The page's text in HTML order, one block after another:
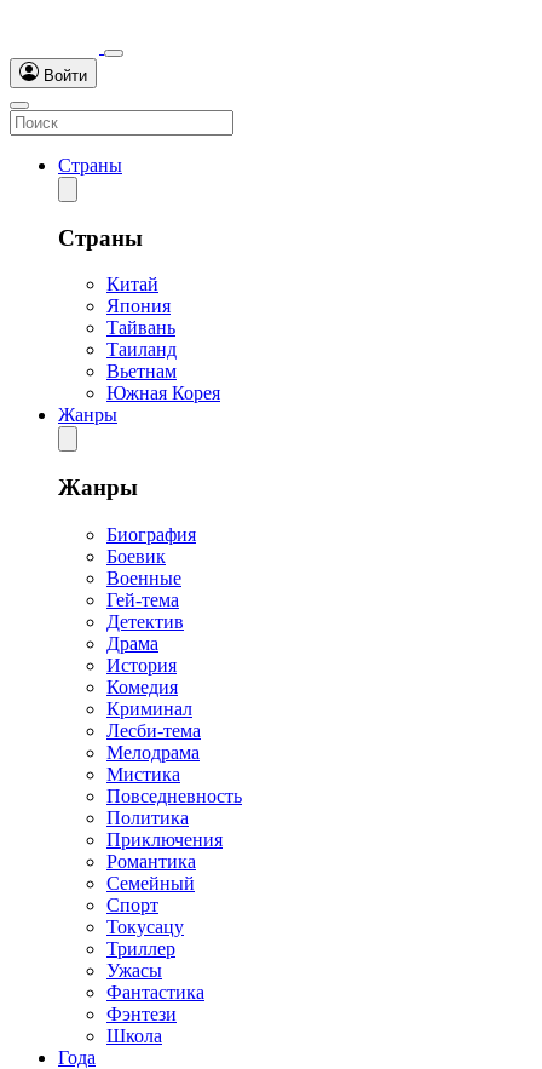
Войти
Страны
Страны
Китай
Япония
Тайвань
Таиланд
Вьетнам
Южная Корея
Жанры
Жанры
Биография
Боевик
Военные
Гей-тема
Детектив
Драма
История
Комедия
Криминал
Лесби-тема
Мелодрама
Мистика
Повседневность
Политика
Приключения
Романтика
Семейный
Спорт
Токусацу
Триллер
Ужасы
Фантастика
Фэнтези
Школа
Года